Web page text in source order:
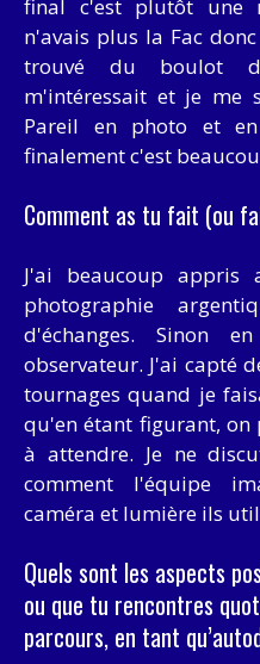
final c'est plutôt une
n'avais plus la Fac
trouvé du boulot
m'intéressait et je me
Pareil en photo et
finalement c'est
Comment as tu fait (ou
J'ai beaucoup appris
photographie
d'échanges. Sinon
observateur. J'ai capté
tournages quand je
qu'en étant figurant, on
à attendre. Je ne
comment l'équipe
caméra et lumière ils
Quels sont les aspects
ou que tu rencontres
parcours, en tant